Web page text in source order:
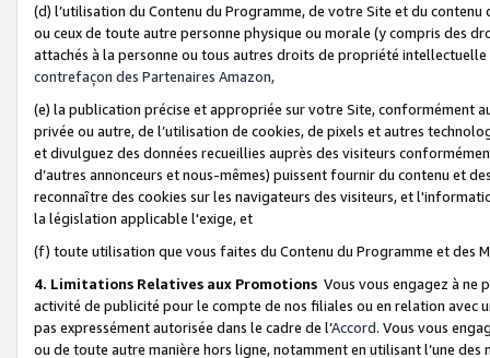
(d) l’utilisation du Contenu du Programme, de votre Site et du
ou ceux de toute autre personne physique ou morale (y compris des
attachés à la personne ou tous autres droits de propriété
contrefaçon des Partenaires Amazon,
(e) la publication précise et appropriée sur votre Site, conformément
privée ou autre, de l’utilisation de cookies, de pixels et autres
et divulguez des données recueillies auprès des visiteurs
d’autres annonceurs et nous-mêmes) puissent fournir du contenu et
reconnaître des cookies sur les navigateurs des visiteurs, et
la législation applicable l'exige, et
(f) toute utilisation que vous faites du Contenu du Programme et des
4. Limitations Relatives aux Promotions Vous vous engagez à ne
activité de publicité pour le compte de nos filiales ou en relation avec
pas expressément autorisée dans le cadre de l’Accord. Vous vous
ou de toute autre manière hors ligne, notamment en utilisant l’une